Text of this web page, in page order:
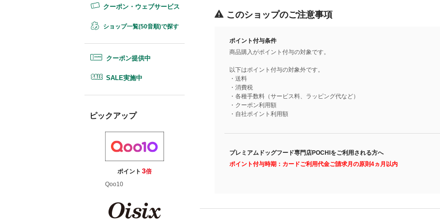
クーポン・ウェブサービス
ショップ一覧(50音順)で探す
クーポン提供中
SALE実施中
ピックアップ
ポイント 3倍
Qoo10
このショップのご注意事項
ポイント付与条件
商品購入がポイント付与の対象です。
以下はポイント付与の対象外です。
・送料
・消費税
・各種手数料（サービス料、ラッピング代など）
・クーポン利用額
・自社ポイント利用額
プレミアムドッグフード専門店POCHIをご利用される方へ
ポイント付与時期：カードご利用代金ご請求月の原則4ヵ月以内